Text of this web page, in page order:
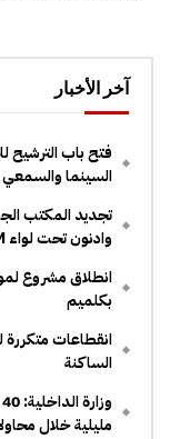
آخر الأخبار
السينما
تجديد المكتب
وادنون تحت لواء UGTM
انطلاق مشروع
بكلميم
انقطاعات متكررة
الساكنة
مليلية خلال